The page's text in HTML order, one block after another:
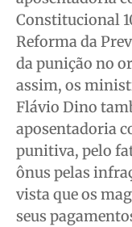
Constitucional
Reforma da
da punição no
assim, os
Flávio Dino
aposentadoria
punitiva, pelo
ônus pelas
vista que os
seus